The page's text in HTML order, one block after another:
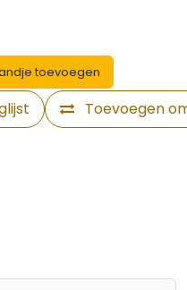
toevoegen
Toevoegen